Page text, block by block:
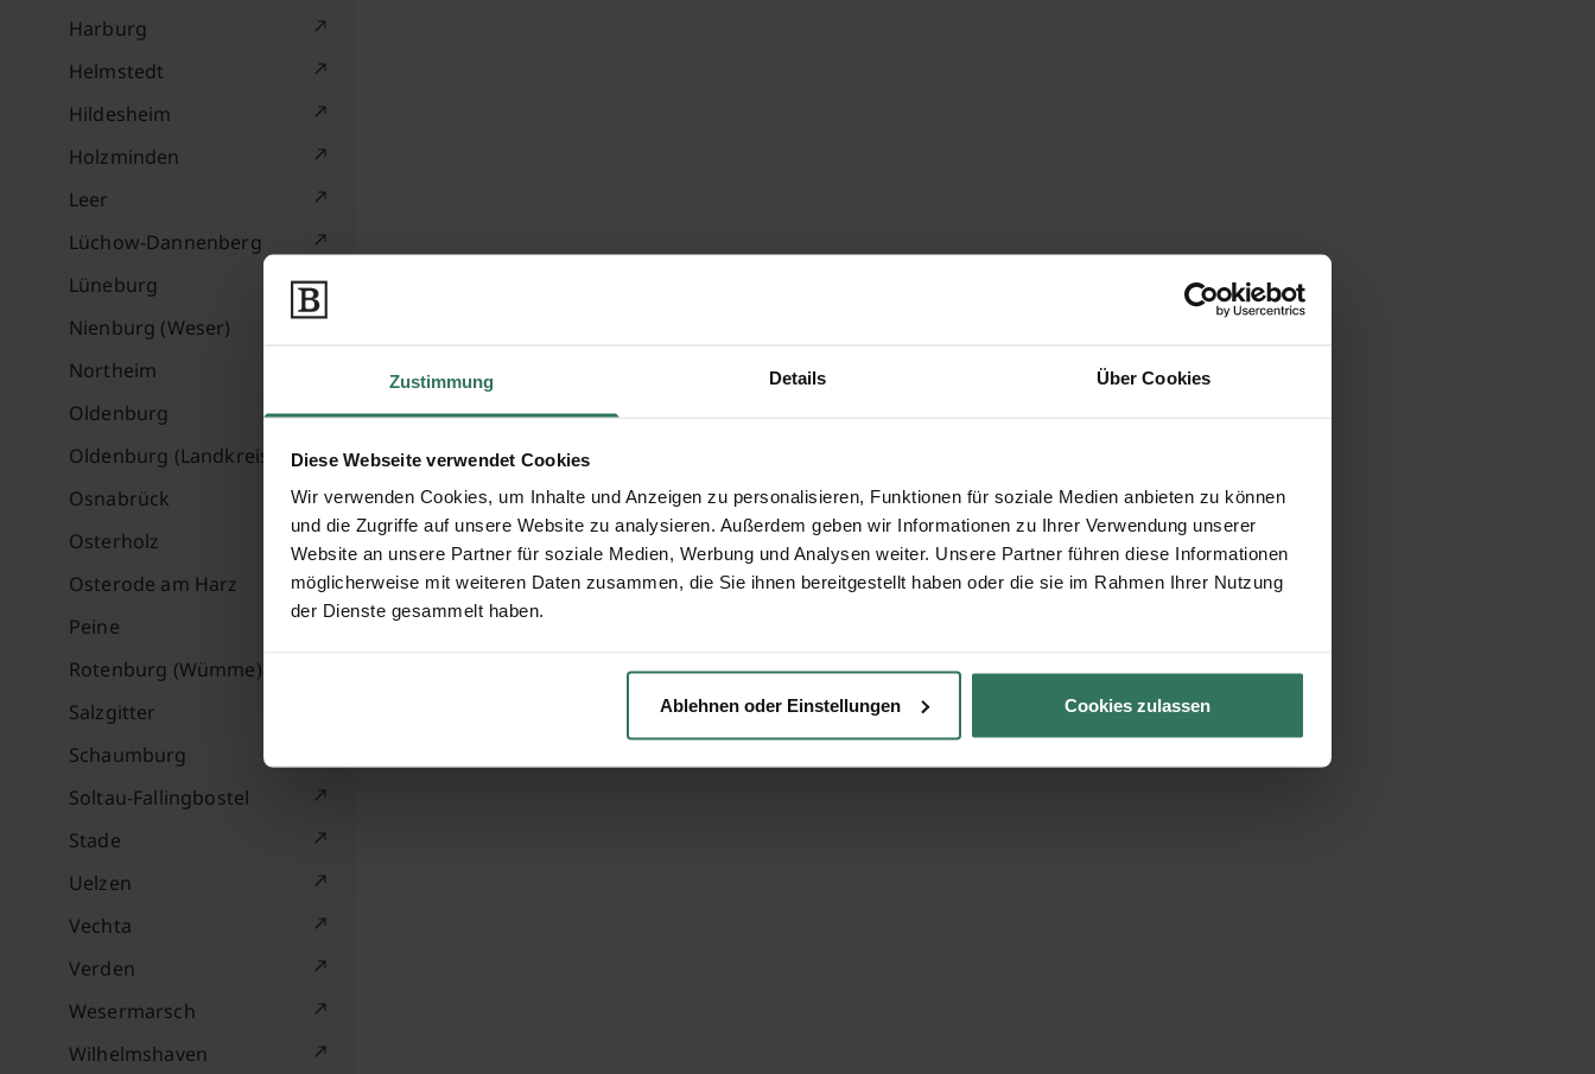
Zustimmung Details Über Cookies
Diese Webseite verwendet Cookies
Wir verwenden Cookies, um Inhalte und Anzeigen zu personalisieren, Funktionen für soziale Medien anbieten zu können
und die Zugriffe auf unsere Website zu analysieren. Außerdem geben wir Informationen zu Ihrer Verwendung unserer
Website an unsere Partner für soziale Medien, Werbung und Analysen weiter. Unsere Partner führen diese Informationen
möglicherweise mit weiteren Daten zusammen, die Sie ihnen bereitgestellt haben oder die sie im Rahmen Ihrer Nutzung
der Dienste gesammelt haben.
Ablehnen oder Einstellungen Cookies zulassen
Harburg
Helmstedt
Hildesheim
Holzminden
Leer
Lüchow-Dannenberg
Lüneburg
Nienburg (Weser)
Northeim
Oldenburg
Oldenburg (Landkreis)
Osnabrück
Osterholz
Osterode am Harz
Peine
Rotenburg (Wümme)
Salzgitter
Schaumburg
Soltau-Fallingbostel
Stade
Uelzen
Vechta
Verden
Wesermarsch
Wilhelmshaven